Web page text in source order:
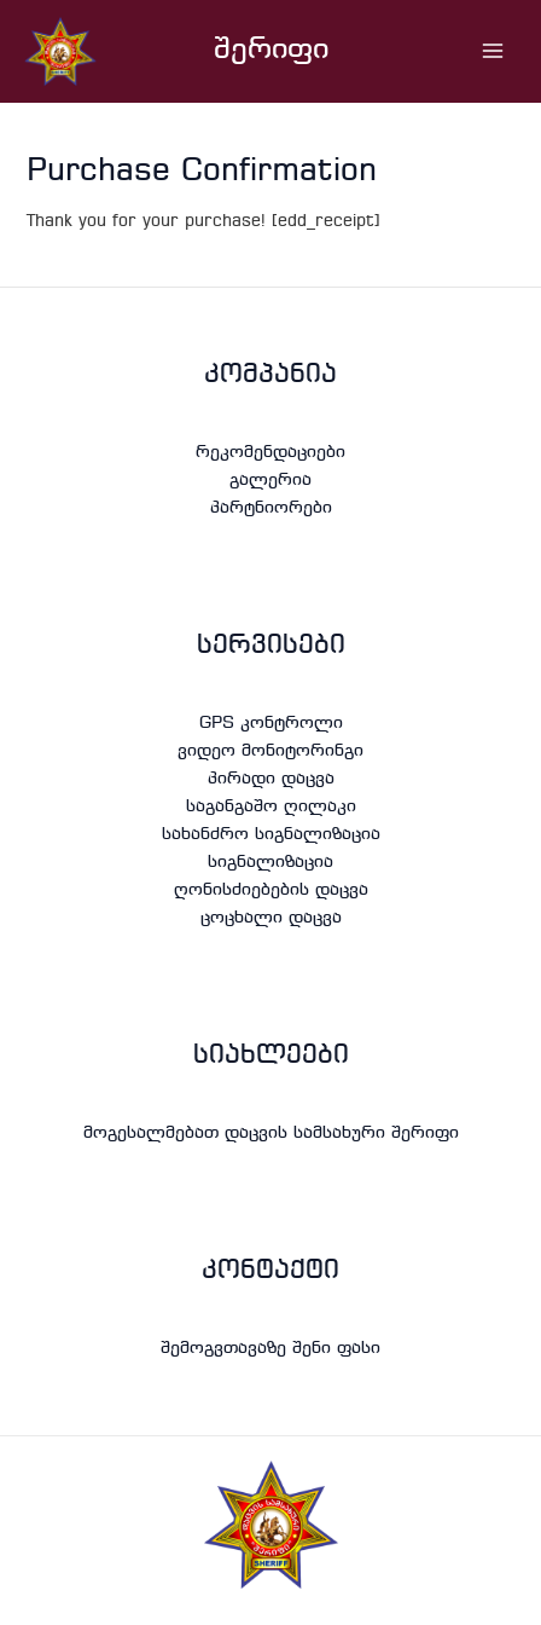
content
შერიფი
Purchase Confirmation
Thank you for your purchase! [edd_receipt]
კომპანია
რეკომენდაციები
გალერია
პარტნიორები
სერვისები
GPS კონტროლი
ვიდეო მონიტორინგი
პირადი დაცვა
საგანგაშო ღილაკი
სახანძრო სიგნალიზაცია
სიგნალიზაცია
ღონისძიებების დაცვა
ცოცხალი დაცვა
სიახლეები
მოგესალმებათ დაცვის სამსახური შერიფი
კონტაქტი
შემოგვთავაზე შენი ფასი